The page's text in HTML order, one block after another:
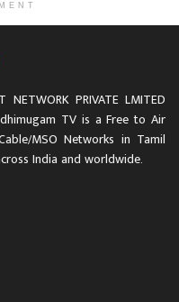
PRIVATE LMITED
TV is a Free to Air
MSO Networks in Tamil
India and worldwide.